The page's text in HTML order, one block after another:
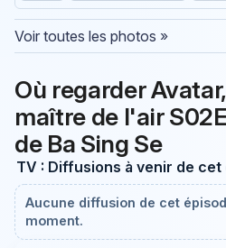
Voir toutes les photos »
Où regarder
maître de l'air
de Ba Sing Se
TV : Diffusions à venir de cet
Aucune diffusion de cet
moment.